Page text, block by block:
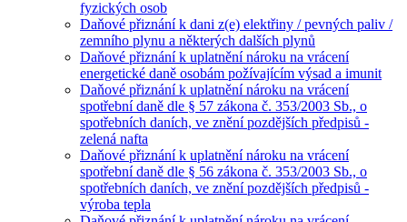
fyzických osob
Daňové přiznání k dani z(e) elektřiny / pevných paliv /
zemního plynu a některých dalších plynů
Daňové přiznání k uplatnění nároku na vrácení
energetické daně osobám požívajícím výsad a imunit
Daňové přiznání k uplatnění nároku na vrácení
spotřební daně dle § 57 zákona č. 353/2003 Sb., o
spotřebních daních, ve znění pozdějších předpisů -
zelená nafta
Daňové přiznání k uplatnění nároku na vrácení
spotřební daně dle § 56 zákona č. 353/2003 Sb., o
spotřebních daních, ve znění pozdějších předpisů -
výroba tepla